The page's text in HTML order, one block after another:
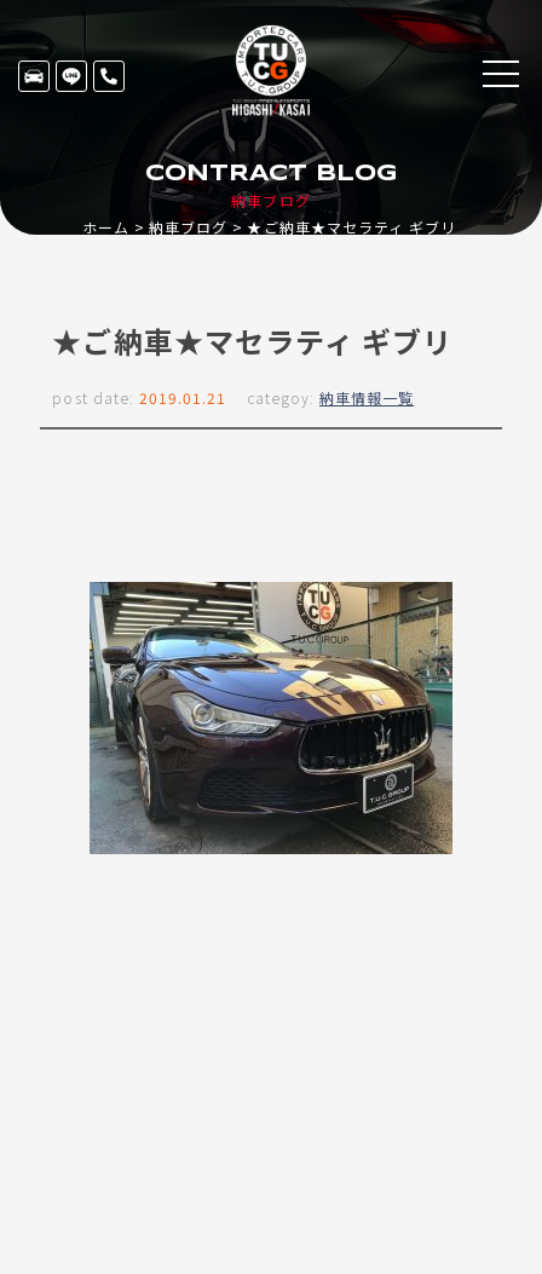
納車ブログ
CONTRACT BLOG
ホーム 納車ブログ ★ご納車★マセラティ ギブリ
★ご納車★マセラティ ギブリ
post date: 2019.01.21 categoy: 納車情報一覧